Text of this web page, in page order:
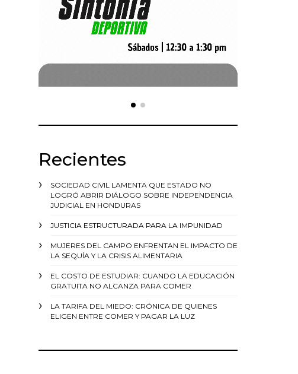
Recientes
SOCIEDAD CIVIL LAMENTA QUE ESTADO NO
LOGRÓ ABRIR DIÁLOGO SOBRE INDEPENDENCIA
JUDICIAL EN HONDURAS
JUSTICIA ESTRUCTURADA PARA LA IMPUNIDAD
MUJERES DEL CAMPO ENFRENTAN EL IMPACTO DE
LA SEQUÍA Y LA CRISIS ALIMENTARIA
EL COSTO DE ESTUDIAR: CUANDO LA EDUCACIÓN
GRATUITA NO ALCANZA PARA COMER
LA TARIFA DEL MIEDO: CRÓNICA DE QUIENES
ELIGEN ENTRE COMER Y PAGAR LA LUZ